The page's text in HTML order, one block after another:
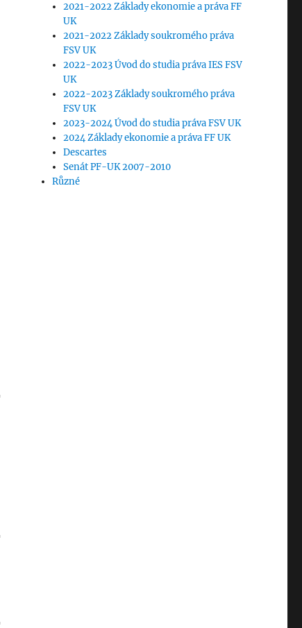
2021-2022 Základy ekonomie a práva FF
UK
2021-2022 Základy soukromého práva
FSV UK
2022-2023 Úvod do studia práva IES FSV
UK
2022-2023 Základy soukromého práva
FSV UK
2023-2024 Úvod do studia práva FSV UK
2024 Základy ekonomie a práva FF UK
Descartes
Senát PF-UK 2007-2010
Různé